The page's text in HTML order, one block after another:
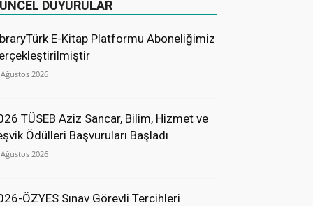
DUYURULAR
E-Kitap Platformu Aboneliğimiz
2026
TÜSEB Aziz Sancar, Bilim, Hizmet ve
Ödülleri Başvuruları Başladı
2026
ÖZYES Sınav Görevli Tercihleri